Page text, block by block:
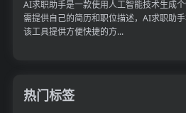
AI求职助手是一款使用人工智能技术生成
需提供自己的简历和职位描述，AI求职助手
该工具提供方便快捷的方...
热门标签